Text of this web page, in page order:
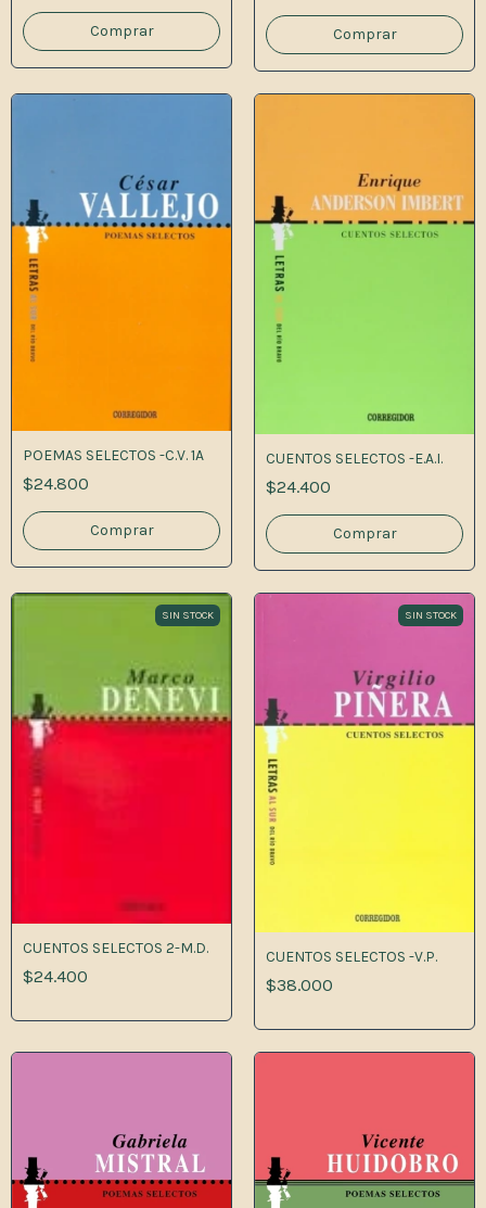
POEMAS SELECTOS -C.V. 1A
$24.800
CUENTOS SELECTOS -E.A.I.
$24.400
SIN STOCK
CUENTOS SELECTOS 2-M.D.
$24.400
SIN STOCK
CUENTOS SELECTOS -V.P.
$38.000